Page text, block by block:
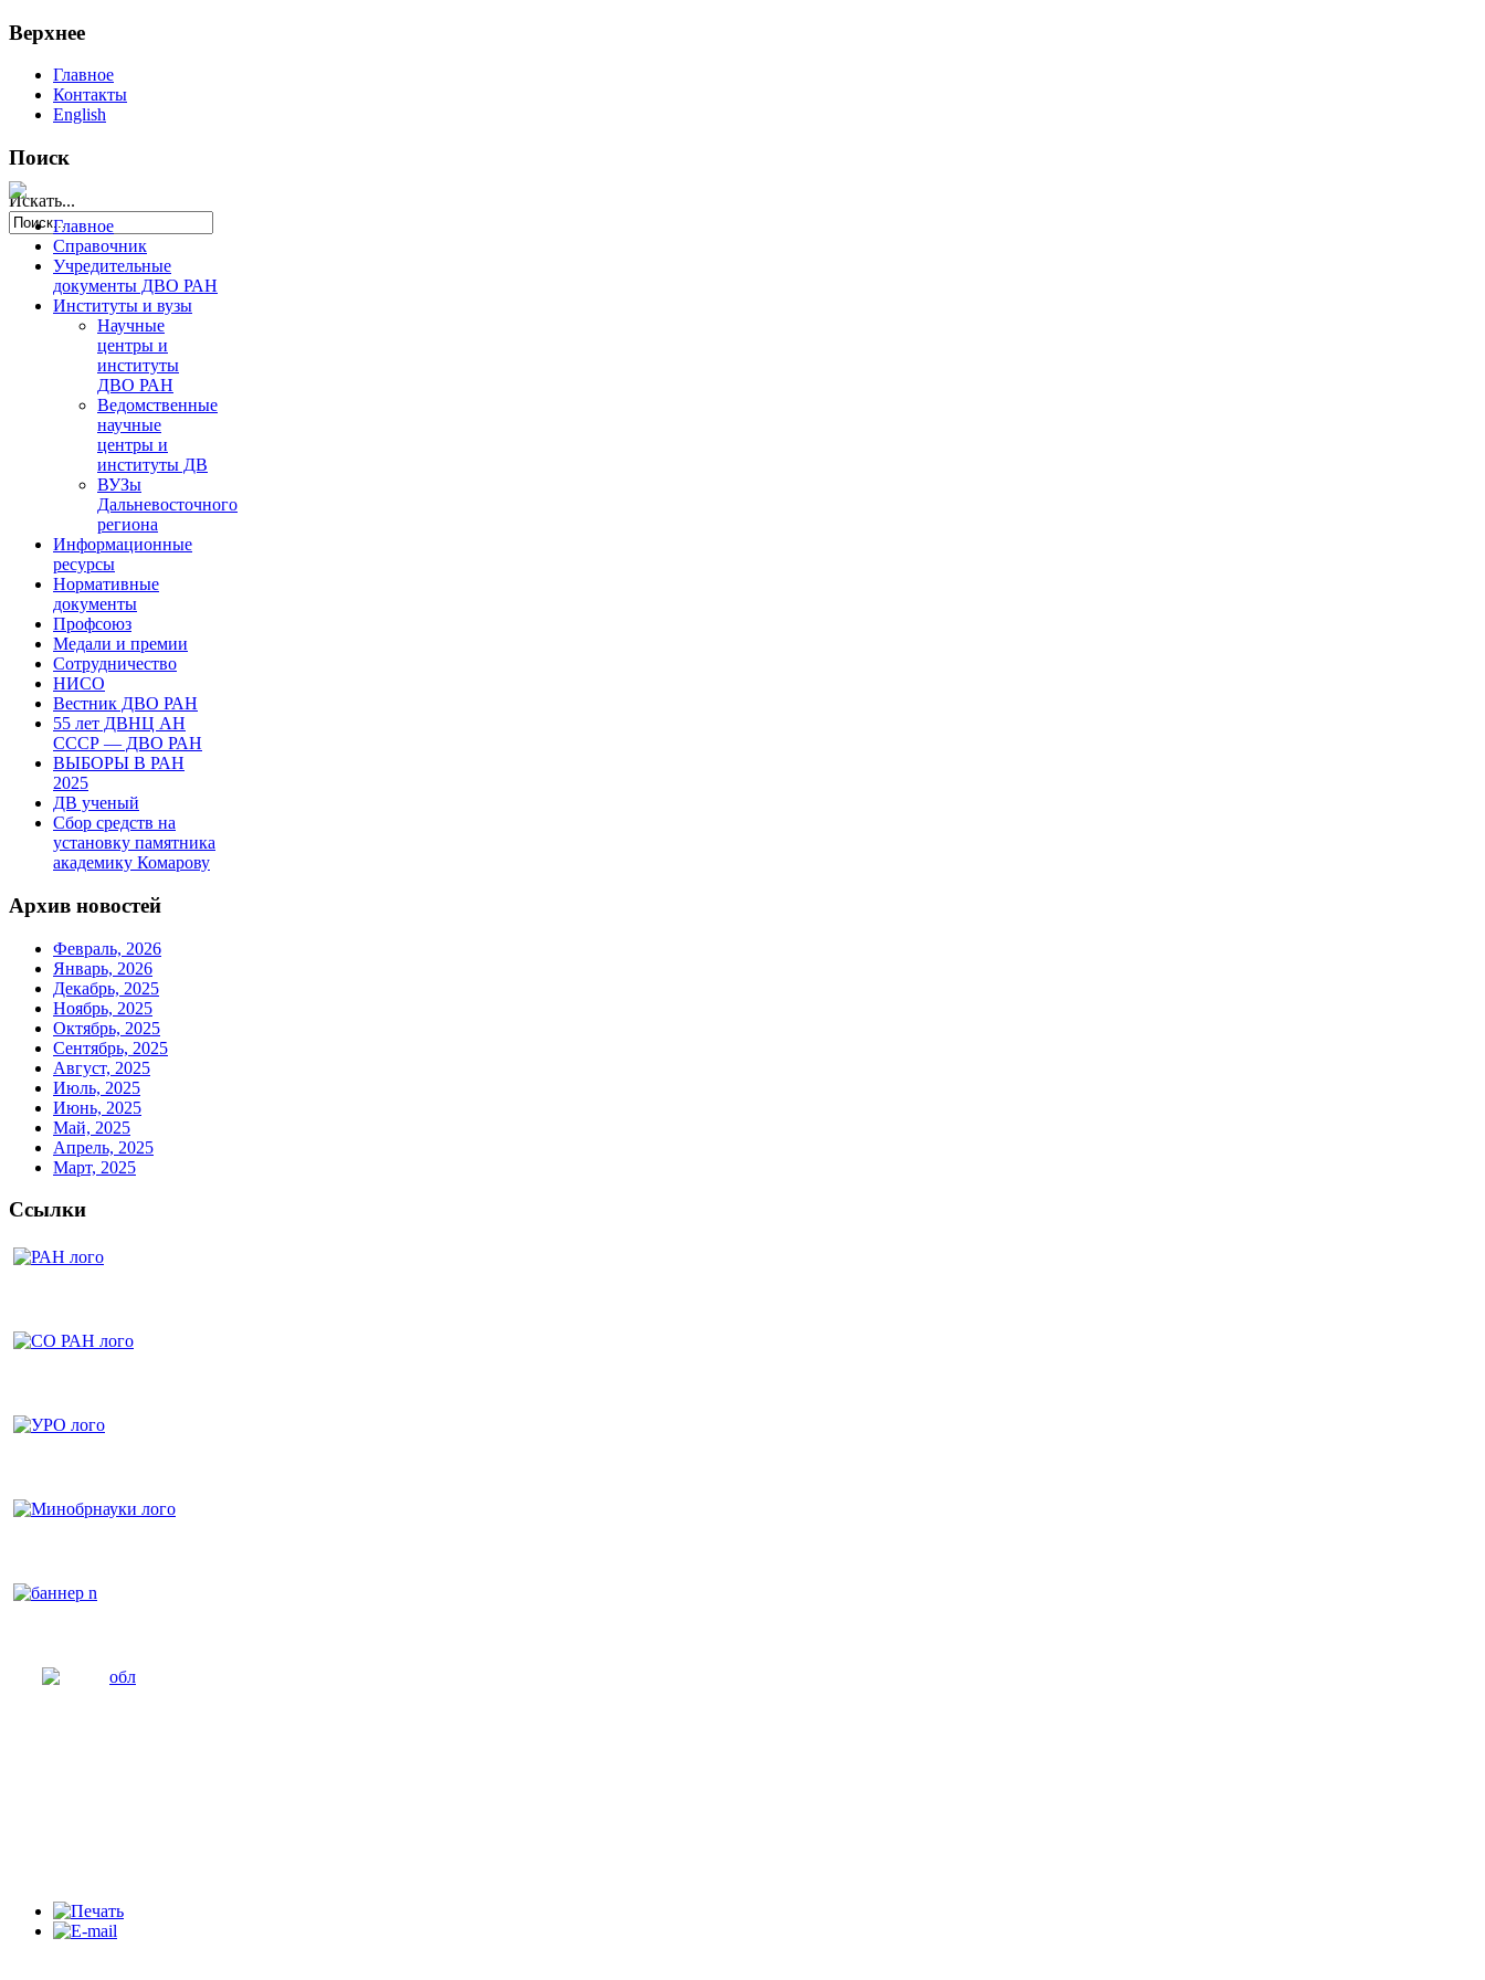
Верхнее
Главное
Контакты
English
Поиск
Искать...
Главное
Справочник
Учредительные
документы ДВО РАН
Институты и вузы
Научные
центры и
институты
ДВО РАН
Ведомственные
научные
центры и
институты ДВ
ВУЗы
Дальневосточного
региона
Информационные
ресурсы
Нормативные
документы
Профсоюз
Медали и премии
Сотрудничество
НИСО
Вестник ДВО РАН
55 лет ДВНЦ АН
СССР — ДВО РАН
ВЫБОРЫ В РАН
2025
ДВ ученый
Сбор средств на
установку памятника
академику Комарову
Архив новостей
Февраль, 2026
Январь, 2026
Декабрь, 2025
Ноябрь, 2025
Октябрь, 2025
Сентябрь, 2025
Август, 2025
Июль, 2025
Июнь, 2025
Май, 2025
Апрель, 2025
Март, 2025
Ссылки